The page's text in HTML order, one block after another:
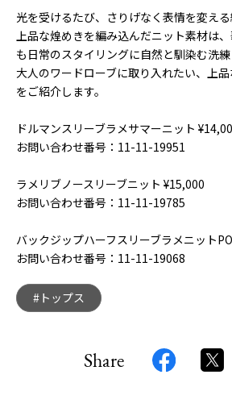
光を受けるたび、さりげなく表情を変える
上品な煌めきを編み込んだニット素材は
も日常のスタイリングに自然と馴染む洗練
大人のワードローブに取り入れたい、上
をご紹介します。
ドルマンスリーブラメサマーニット
お問い合わせ番号：11-11-19951
ラメリブノースリーブニット ¥15,000
お問い合わせ番号：11-11-19785
バックジップハーフスリーブラメニット
お問い合わせ番号：11-11-19068
#トップス
Share